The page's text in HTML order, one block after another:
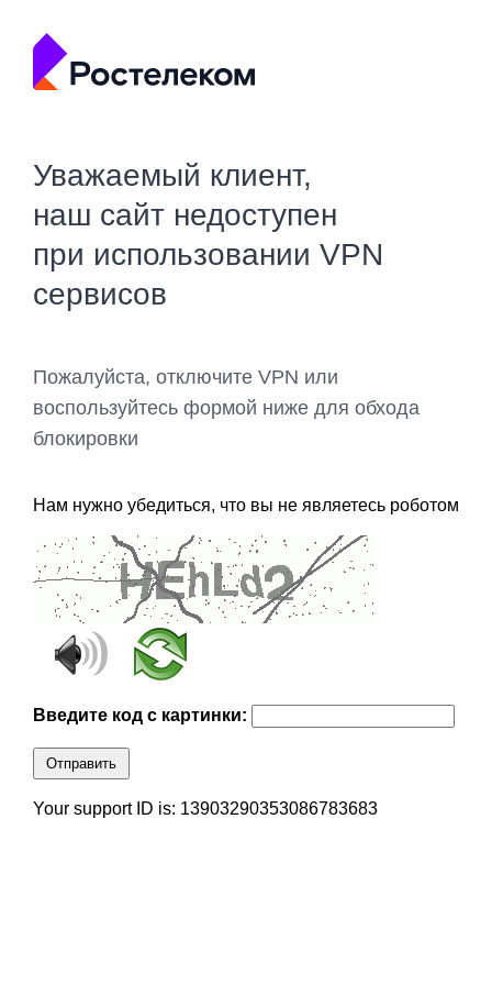
Уважаемый клиент,
наш сайт недоступен
при использовании VPN
сервисов
Пожалуйста, отключите VPN или
воспользуйтесь формой ниже для обхода
блокировки
Нам нужно убедиться, что вы не являетесь роботом
Введите код с картинки:
Отправить
Your support ID is: 13903290353086783683